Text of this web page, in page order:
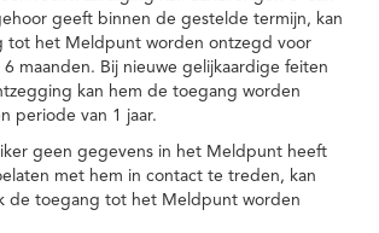
geeft binnen de gestelde termijn, kan
tot het Meldpunt worden ontzegd voor
maanden. Bij nieuwe gelijkaardige feiten
kan hem de toegang worden
periode van 1 jaar.
geen gegevens in het Meldpunt heeft
met hem in contact te treden, kan
de toegang tot het Meldpunt worden